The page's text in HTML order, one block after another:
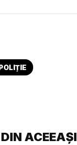
ACEEAȘI